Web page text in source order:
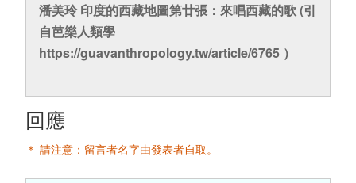
潘美玲 印度的西藏地圖第廿張：來唱西藏的歌 (引
自芭樂人類學
https://guavanthropology.tw/article/6765 ）
回應
＊ 請注意：留言者名字由發表者自取。